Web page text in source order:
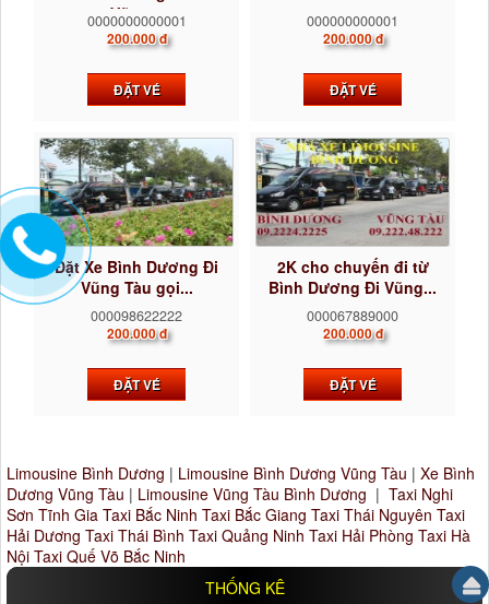
Vũng...
0000000000001
200.000 đ
ĐẶT VÉ
000000000001
200.000 đ
ĐẶT VÉ
Đặt Xe Bình Dương Đi
Vũng Tàu gọi...
000098622222
200.000 đ
ĐẶT VÉ
2K cho chuyến đi từ
Bình Dương Đi Vũng...
000067889000
200.000 đ
ĐẶT VÉ
Limousine Bình Dương | Limousine Bình Dương Vũng Tàu | Xe Bình
Dương Vũng Tàu | Limousine Vũng Tàu Bình Dương | Taxi Nghi
Sơn Tĩnh Gia Taxi Bắc Ninh Taxi Bắc Giang Taxi Thái Nguyên Taxi
Hải Dương Taxi Thái Bình Taxi Quảng Ninh Taxi Hải Phòng Taxi Hà
Nội Taxi Quế Võ Bắc Ninh
THỐNG KÊ